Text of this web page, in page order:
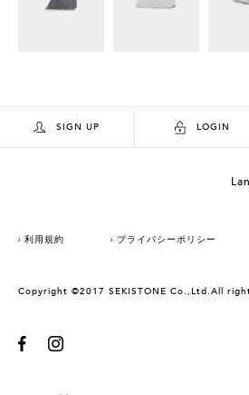
SIGN UP LOGIN
利用規約 プライバシーポリシー
Copyright ©2017 SEKISTONE Co.,Ltd.All